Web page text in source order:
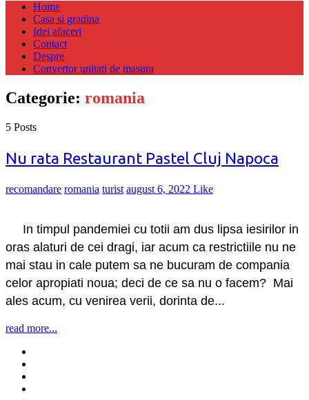
Home
Casa si gradina
Idei afaceri
Contact
Despre
Convertor unitati de masura
Categorie: romania
5 Posts
Nu rata Restaurant Pastel Cluj Napoca
recomandare romania turist august 6, 2022 Like
In timpul pandemiei cu totii am dus lipsa iesirilor in
oras alaturi de cei dragi, iar acum ca restrictiile nu ne
mai stau in cale putem sa ne bucuram de compania
celor apropiati noua; deci de ce sa nu o facem? Mai
ales acum, cu venirea verii, dorinta de...
read more...